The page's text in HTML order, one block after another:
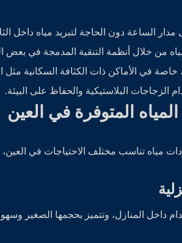
مدار الساعة دون الحاجة لتبريد مياه داخل
من خلال أنظمة التنقية المدمجة في بعض
خاصة في الأماكن ذات الكثافة السكانية
الزجاجات البلاستيكية والحفاظ على البيئة.
المتوفرة في العين
مياه تناسب مختلف الاحتياجات في
داخل المنازل، وتتميز بحجمها الصغير